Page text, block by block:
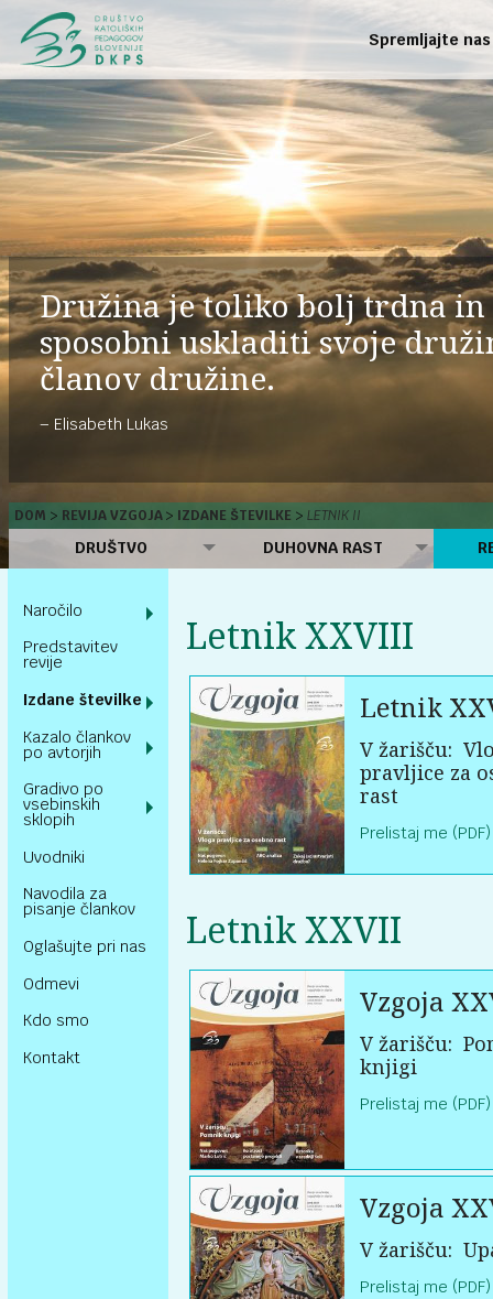
Spremljajte nas
Družina je toliko bolj trdna
sposobni uskladiti svoje
članov družine.
Elisabeth Lukas
DOM REVIJA VZGOJA IZDANE ŠTEVILKE LETNIK II
DRUŠTVO DUHOVNA RAST
Naročilo
Predstavitev
revije
Izdane številke
Kazalo člankov
po avtorjih
Gradivo po
vsebinskih
sklopih
Uvodniki
Navodila za
pisanje člankov
Oglašujte pri nas
Odmevi
Kdo smo
Kontakt
Letnik XXVIII
Letnik
V žarišču:
pravljice za
rast
Prelistaj me (PDF)
Letnik XXVII
Vzgoja
V žarišču:
knjigi
Prelistaj me (PDF)
Vzgoja
V žarišču:
Prelistaj me (PDF)